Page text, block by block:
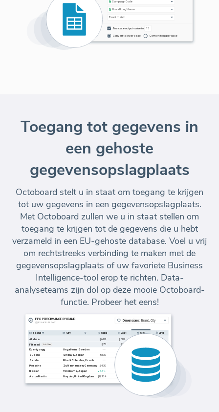
Toegang tot gegevens in
een gehoste
gegevensopslagplaats
Octoboard stelt u in staat om toegang te krijgen
tot uw gegevens in een gegevensopslagplaats.
Met Octoboard zullen we u in staat stellen om
toegang te krijgen tot de gegevens die u hebt
verzameld in een EU-gehoste database. Voel u vrij
om rechtstreeks verbinding te maken met de
gegevensopslagplaats of uw favoriete Business
Intelligence-tool erop te richten. Data-
analyseteams zijn dol op deze mooie Octoboard-
functie. Probeer het eens!